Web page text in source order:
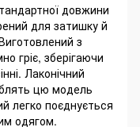
довжини
для затишку й
з
гріє, зберігаючи
Лаконічний
цю модель
легко поєднується
одягом.